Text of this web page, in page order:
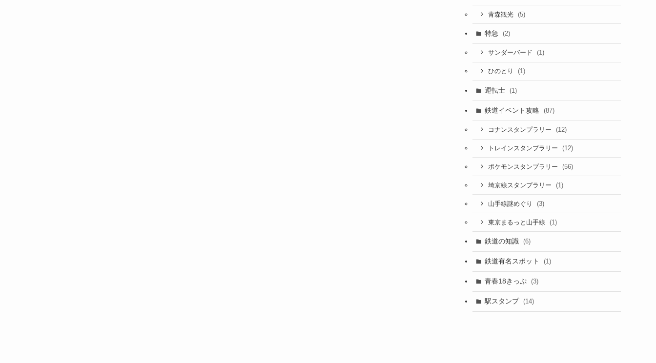
青森観光 (5)
特急 (2)
サンダーバード (1)
ひのとり (1)
運転士 (1)
鉄道イベント攻略 (87)
コナンスタンプラリー (12)
トレインスタンプラリー (12)
ポケモンスタンプラリー (56)
埼京線スタンプラリー (1)
山手線謎めぐり (3)
東京まるっと山手線 (1)
鉄道の知識 (6)
鉄道有名スポット (1)
青春18きっぷ (3)
駅スタンプ (14)